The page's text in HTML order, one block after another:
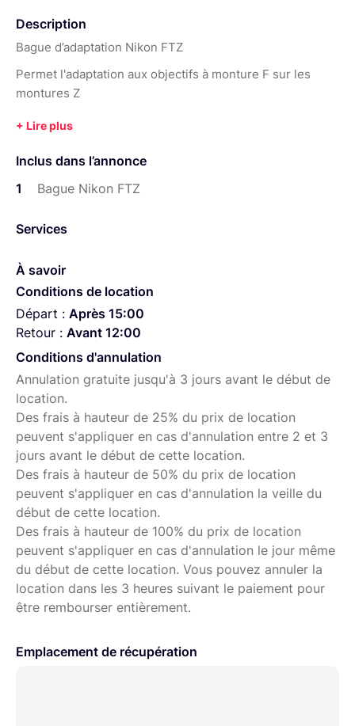
Description
Bague d’adaptation Nikon FTZ
Permet l'adaptation aux objectifs à monture F sur les
montures Z
Inclus dans l’annonce
1
Bague Nikon FTZ
Services
À savoir
Conditions de location
Départ : Après 15:00
Retour : Avant 12:00
Conditions d'annulation
Annulation gratuite jusqu'à 3 jours avant le début de
location.
Des frais à hauteur de 25% du prix de location
peuvent s'appliquer en cas d'annulation entre 2 et 3
jours avant le début de cette location.
Des frais à hauteur de 50% du prix de location
peuvent s'appliquer en cas d'annulation la veille du
début de cette location.
Des frais à hauteur de 100% du prix de location
peuvent s'appliquer en cas d'annulation le jour même
du début de cette location. Vous pouvez annuler la
location dans les 3 heures suivant le paiement pour
être rembourser entièrement.
Emplacement de récupération